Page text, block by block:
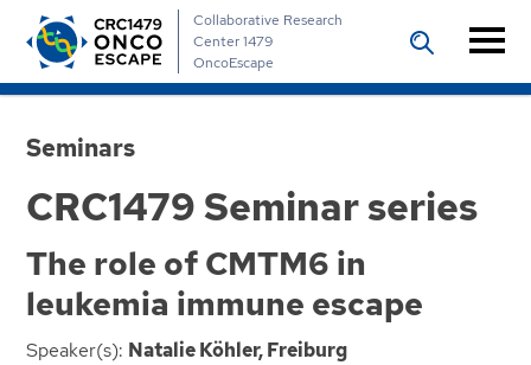
Collaborative Research
Center 1479
OncoEscape
Seminars
CRC1479 Seminar series
The role of CMTM6 in
leukemia immune escape
Speaker(s): Natalie Köhler, Freiburg